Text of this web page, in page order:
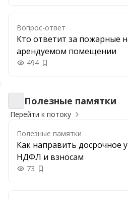
Вопрос-ответ
Кто ответит за пожарные
арендуемом помещении
494 Добавить в закладки
Полезные памятки
Полезные памятки
Перейти к потоку
Полезные памятки
Как направить досрочное
НДФЛ и взносам
73 Добавить в закладки